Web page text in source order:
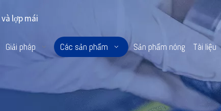
lợp mái
Giải pháp Các sản phẩm Sản phẩm nóng Tài liệu